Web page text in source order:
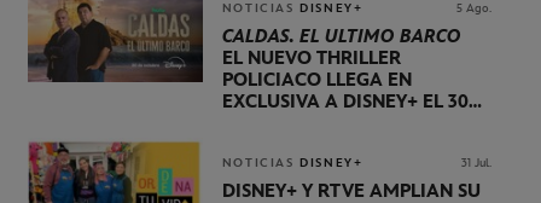
NOTICIAS DISNEY+ 5 Ago.
CALDAS. EL ÚLTIMO BARCO
EL NUEVO THRILLER
POLICIACO LLEGA EN
EXCLUSIVA A DISNEY+ EL 30
NOTICIAS DISNEY+ 31 Jul.
DISNEY+ Y RTVE AMPLÍAN SU